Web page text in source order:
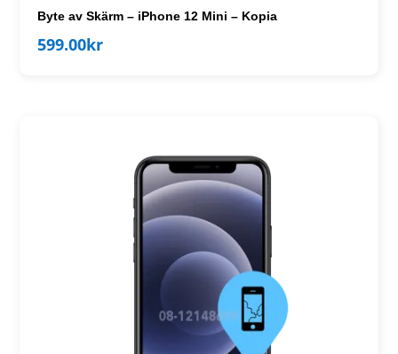
Byte av Skärm – iPhone 12 Mini – Kopia
599.00kr